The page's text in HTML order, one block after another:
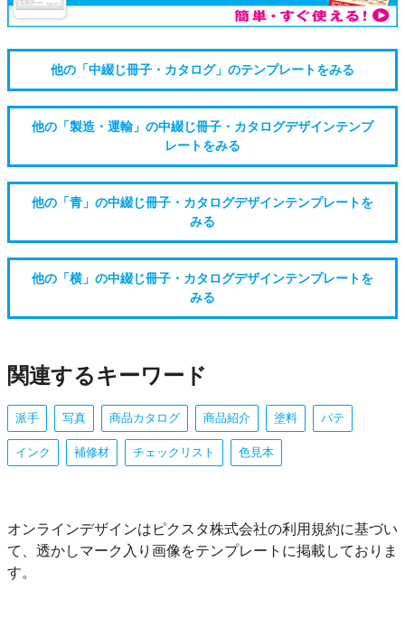
他の「中綴じ冊子・カタログ」のテンプレートをみる
他の「製造・運輸」の中綴じ冊子・カタログデザインテンプ
レートをみる
他の「青」の中綴じ冊子・カタログデザインテンプレートを
みる
他の「横」の中綴じ冊子・カタログデザインテンプレートを
みる
関連するキーワード
派手 写真 商品カタログ 商品紹介 塗料 パテ
インク 補修材 チェックリスト 色見本
オンラインデザインはピクスタ株式会社の利用規約に基づい
て、透かしマーク入り画像をテンプレートに掲載しておりま
す。